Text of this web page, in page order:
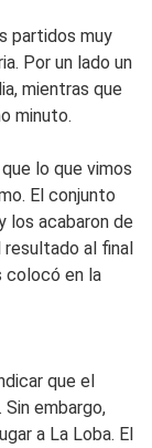
partidos muy
Por un lado un
mientras que
minuto.
lo que vimos
El conjunto
los acabaron de
resultado al final
colocó en la
que el
Sin embargo,
a La Loba. El